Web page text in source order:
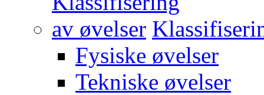
Fysiske øvelser
Tekniske øvelser